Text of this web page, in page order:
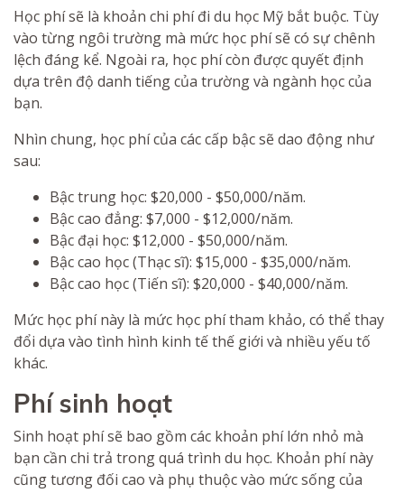
Học phí sẽ là khoản chi phí đi du học Mỹ bắt buộc. Tùy
vào từng ngôi trường mà mức học phí sẽ có sự chênh
lệch đáng kể. Ngoài ra, học phí còn được quyết định
dựa trên độ danh tiếng của trường và ngành học của
bạn.
Nhìn chung, học phí của các cấp bậc sẽ dao động như
sau:
Bậc trung học: $20,000 - $50,000/năm.
Bậc cao đẳng: $7,000 - $12,000/năm.
Bậc đại học: $12,000 - $50,000/năm.
Bậc cao học (Thạc sĩ): $15,000 - $35,000/năm.
Bậc cao học (Tiến sĩ): $20,000 - $40,000/năm.
Mức học phí này là mức học phí tham khảo, có thể thay
đổi dựa vào tình hình kinh tế thế giới và nhiều yếu tố
khác.
Phí sinh hoạt
Sinh hoạt phí sẽ bao gồm các khoản phí lớn nhỏ mà
bạn cần chi trả trong quá trình du học. Khoản phí này
cũng tương đối cao và phụ thuộc vào mức sống của